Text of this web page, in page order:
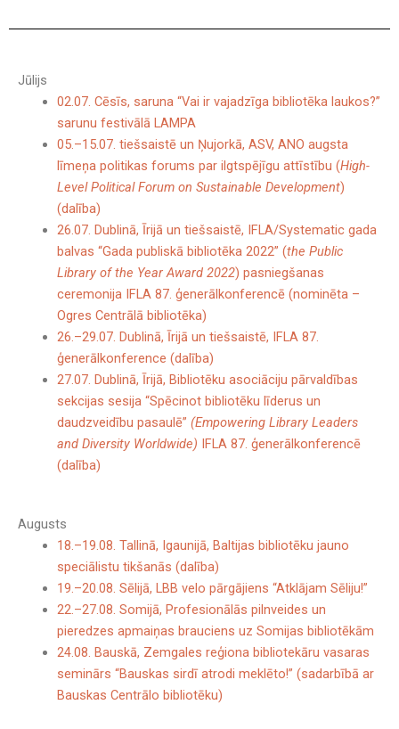
Jūlijs
02.07. Cēsīs, saruna “Vai ir vajadzīga bibliotēka laukos?”
sarunu festivālā LAMPA
05.–15.07. tiešsaistē un Ņujorkā, ASV, ANO augsta
līmeņa politikas forums par ilgtspējīgu attīstību (High-
Level Political Forum on Sustainable Development)
(dalība)
26.07. Dublinā, Īrijā un tiešsaistē, IFLA/Systematic gada
balvas “Gada publiskā bibliotēka 2022” (the Public
Library of the Year Award 2022) pasniegšanas
ceremonija IFLA 87. ģenerālkonferencē (nominēta –
Ogres Centrālā bibliotēka)
26.–29.07. Dublinā, Īrijā un tiešsaistē, IFLA 87.
ģenerālkonference (dalība)
27.07. Dublinā, Īrijā, Bibliotēku asociāciju pārvaldības
sekcijas sesija “Spēcinot bibliotēku līderus un
daudzveidību pasaulē” (Empowering Library Leaders
and Diversity Worldwide) IFLA 87. ģenerālkonferencē
(dalība)
Augusts
18.–19.08. Tallinā, Igaunijā, Baltijas bibliotēku jauno
speciālistu tikšanās (dalība)
19.–20.08. Sēlijā, LBB velo pārgājiens “Atklājam Sēliju!”
22.–27.08. Somijā, Profesionālās pilnveides un
pieredzes apmaiņas brauciens uz Somijas bibliotēkām
24.08. Bauskā, Zemgales reģiona bibliotekāru vasaras
seminārs “Bauskas sirdī atrodi meklēto!” (sadarbībā ar
Bauskas Centrālo bibliotēku)